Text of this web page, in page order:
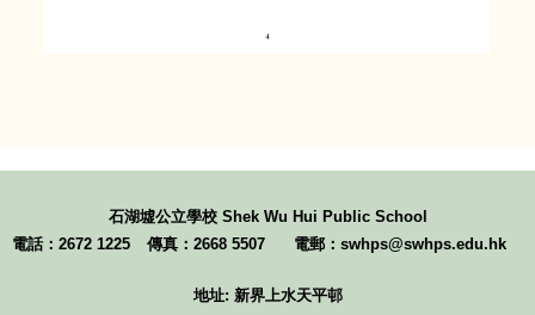
石湖墟公立學校 Shek Wu Hui Public School
電話：2672 1225
傳真：2668 5507 電郵：swhps@swhps.edu.hk
地址: 新界上水天平邨